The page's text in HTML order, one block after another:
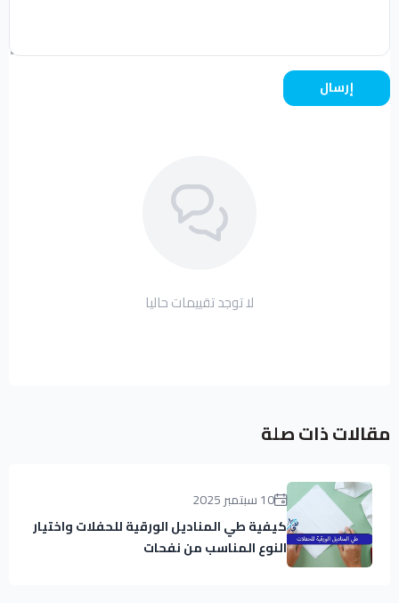
إرسال
لا توجد تقييمات حاليا
مقالات ذات صلة
10 سبتمبر 2025
كيفية طي المناديل الورقية للحفلات واختيار
النوع المناسب من نفحات